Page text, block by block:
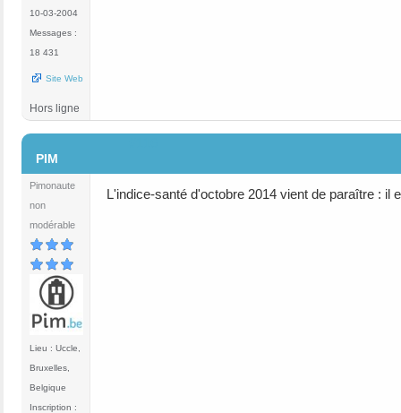
10-03-2004
Messages :
18 431
Site Web
Hors ligne
PIM
Pimonaute
non
modérable
Lieu : Uccle,
Bruxelles,
Belgique
Inscription :
L'indice-santé d'octobre 2014 vient de paraître : il